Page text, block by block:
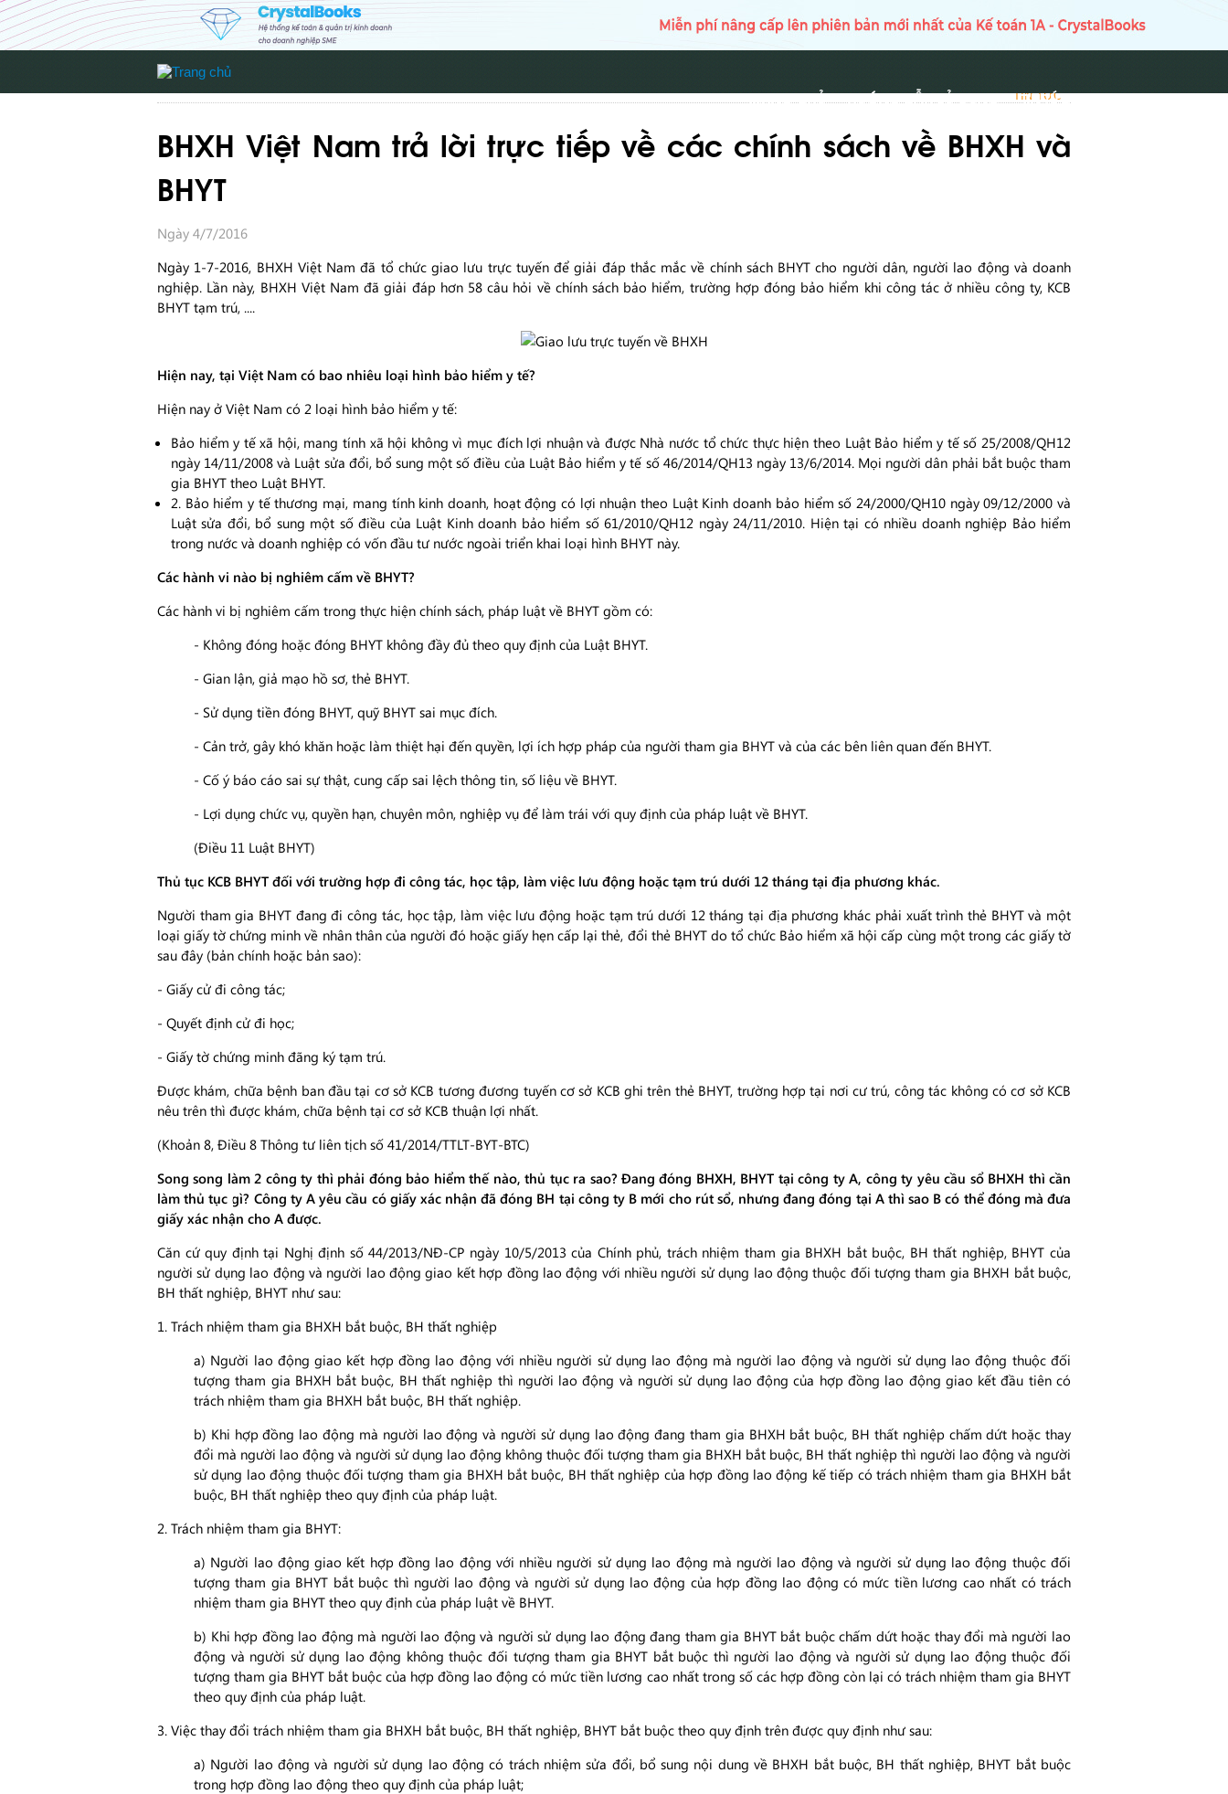
TRANG CHỦ HƯỚNG DẪN SỬ DỤNG TIN TỨC
TIN TỨC
BHXH Việt Nam trả lời trực tiếp về các chính sách về BHXH và
BHYT
Ngày 4/7/2016
Ngày 1-7-2016, BHXH Việt Nam đã tổ chức giao lưu trực tuyến để giải đáp thắc mắc về chính sách BHYT cho người dân, người lao động và doanh
nghiệp. Lần này, BHXH Việt Nam đã giải đáp hơn 58 câu hỏi về chính sách bảo hiểm, trường hợp đóng bảo hiểm khi công tác ở nhiều công ty, KCB
BHYT tạm trú, ....
Hiện nay, tại Việt Nam có bao nhiêu loại hình bảo hiểm y tế?
​Hiện nay ở Việt Nam có 2 loại hình bảo hiểm y tế:
Bảo hiểm y tế xã hội, mang tính xã hội không vì mục đích lợi nhuận và được Nhà nước tổ chức thực hiện theo Luật Bảo hiểm y tế số 25/2008/QH12
ngày 14/11/2008 và Luật sửa đổi, bổ sung một số điều của Luật Bảo hiểm y tế số 46/2014/QH13 ngày 13/6/2014. Mọi người dân phải bắt buộc tham
gia BHYT theo Luật BHYT.
​2. Bảo hiểm y tế thương mại, mang tính kinh doanh, hoạt động có lợi nhuận theo Luật Kinh doanh bảo hiểm số 24/2000/QH10 ngày 09/12/2000 và
Luật sửa đổi, bổ sung một số điều của Luật Kinh doanh bảo hiểm số 61/2010/QH12 ngày 24/11/2010. Hiện tại có nhiều doanh nghiệp Bảo hiểm
trong nước và doanh nghiệp có vốn đầu tư nước ngoài triển khai loại hình BHYT này.
Các hành vi nào bị nghiêm cấm về BHYT?
​Các hành vi bị nghiêm cấm trong thực hiện chính sách, pháp luật về BHYT gồm có:
- Không đóng hoặc đóng BHYT không đầy đủ theo quy định của Luật BHYT.
- Gian lận, giả mạo hồ sơ, thẻ BHYT.
- Sử dụng tiền đóng BHYT, quỹ BHYT sai mục đích.
- Cản trở, gây khó khăn hoặc làm thiệt hại đến quyền, lợi ích hợp pháp của người tham gia BHYT và của các bên liên quan đến BHYT.
- Cố ý báo cáo sai sự thật, cung cấp sai lệch thông tin, số liệu về BHYT.
- Lợi dụng chức vụ, quyền hạn, chuyên môn, nghiệp vụ để làm trái với quy định của pháp luật về BHYT.
(Điều 11 Luật BHYT)
Thủ tục KCB BHYT đối với trường hợp đi công tác, học tập, làm việc lưu động hoặc tạm trú dưới 12 tháng tại địa phương khác.
​Người tham gia BHYT đang đi công tác, học tập, làm việc lưu động hoặc tạm trú dưới 12 tháng tại địa phương khác phải xuất trình thẻ BHYT và một
loại giấy tờ chứng minh về nhân thân của người đó hoặc giấy hẹn cấp lại thẻ, đổi thẻ BHYT do tổ chức Bảo hiểm xã hội cấp cùng một trong các giấy tờ
sau đây (bản chính hoặc bản sao):
- Giấy cử đi công tác;
- Quyết định cử đi học;
- Giấy tờ chứng minh đãng ký tạm trú.
Được khám, chữa bệnh ban đầu tại cơ sở KCB tương đương tuyến cơ sở KCB ghi trên thẻ BHYT, trường hợp tại nơi cư trú, công tác không có cơ sở KCB
nêu trên thì được khám, chữa bệnh tại cơ sở KCB thuận lợi nhất.
(Khoản 8, Điều 8 Thông tư liên tịch số 41/2014/TTLT-BYT-BTC)
Song song làm 2 công ty thì phải đóng bảo hiểm thế nào, thủ tục ra sao? Đang đóng BHXH, BHYT tại công ty A, công ty yêu cầu sổ BHXH thì cần
làm thủ tục gì? Công ty A yêu cầu có giấy xác nhận đã đóng BH tại công ty B mới cho rút sổ, nhưng đang đóng tại A thì sao B có thể đóng mà đưa
giấy xác nhận cho A được.
Căn cứ quy định tại Nghị định số 44/2013/NĐ-CP ngày 10/5/2013 của Chính phủ, trách nhiệm tham gia BHXH bắt buộc, BH thất nghiệp, BHYT của
người sử dụng lao động và người lao động giao kết hợp đồng lao động với nhiều người sử dụng lao động thuộc đối tượng tham gia BHXH bắt buộc,
BH thất nghiệp, BHYT như sau:
1. Trách nhiệm tham gia BHXH bắt buộc, BH thất nghiệp
a) Người lao động giao kết hợp đồng lao động với nhiều người sử dụng lao động mà người lao động và người sử dụng lao động thuộc đối
tượng tham gia BHXH bắt buộc, BH thất nghiệp thì người lao động và người sử dụng lao động của hợp đồng lao động giao kết đầu tiên có
trách nhiệm tham gia BHXH bắt buộc, BH thất nghiệp.
b) Khi hợp đồng lao động mà người lao động và người sử dụng lao động đang tham gia BHXH bắt buộc, BH thất nghiệp chấm dứt hoặc thay
đổi mà người lao động và người sử dụng lao động không thuộc đối tượng tham gia BHXH bắt buộc, BH thất nghiệp thì người lao động và người
sử dụng lao động thuộc đối tượng tham gia BHXH bắt buộc, BH thất nghiệp của hợp đồng lao động kế tiếp có trách nhiệm tham gia BHXH bắt
buộc, BH thất nghiệp theo quy định của pháp luật.
2. Trách nhiệm tham gia BHYT:
a) Người lao động giao kết hợp đồng lao động với nhiều người sử dụng lao động mà người lao động và người sử dụng lao động thuộc đối
tượng tham gia BHYT bắt buộc thì người lao động và người sử dụng lao động của hợp đồng lao động có mức tiền lương cao nhất có trách
nhiệm tham gia BHYT theo quy định của pháp luật về BHYT.
b) Khi hợp đồng lao động mà người lao động và người sử dụng lao động đang tham gia BHYT bắt buộc chấm dứt hoặc thay đổi mà người lao
động và người sử dụng lao động không thuộc đối tượng tham gia BHYT bắt buộc thì người lao động và người sử dụng lao động thuộc đối
tượng tham gia BHYT bắt buộc của hợp đồng lao động có mức tiền lương cao nhất trong số các hợp đồng còn lại có trách nhiệm tham gia BHYT
theo quy định của pháp luật.
3. Việc thay đổi trách nhiệm tham gia BHXH bắt buộc, BH thất nghiệp, BHYT bắt buộc theo quy định trên được quy định như sau:
a) Người lao động và người sử dụng lao động có trách nhiệm sửa đổi, bổ sung nội dung về BHXH bắt buộc, BH thất nghiệp, BHYT bắt buộc
trong hợp đồng lao động theo quy định của pháp luật;